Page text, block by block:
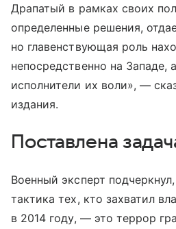
Драпатый в рамках своих
определенные решения,
но главенствующая роль
непосредственно на Западе,
исполнители их воли», —
издания.
Поставлена
Военный эксперт
тактика тех, кто захватил
в 2014 году, — это террор